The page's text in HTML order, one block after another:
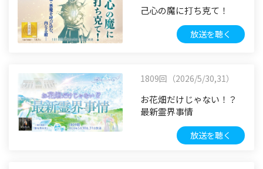
己心の魔に打ち克て！
放送を聴く
1809回（2026/5/30,31）
お花畑だけじゃない！？
最新霊界事情
放送を聴く